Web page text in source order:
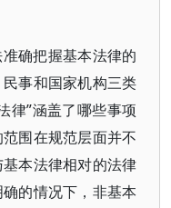
确把握基本法律的
事和国家机构三类
律”涵盖了哪些事项
围在规范层面并不
本法律相对的法律
的情况下，非基本